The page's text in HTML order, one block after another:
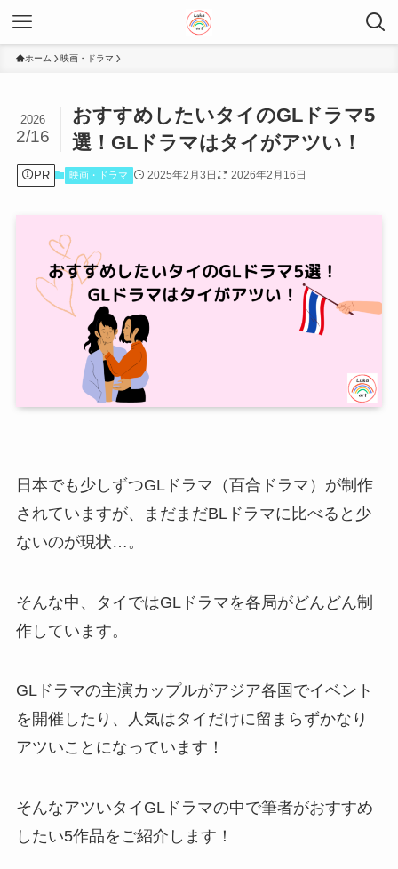
ホーム 映画・ドラマ
おすすめしたいタイのGLドラマ5
選！GLドラマはタイがアツい！
2026
2/16
PR 映画・ドラマ 2025年2月3日 2026年2月16日
日本でも少しずつGLドラマ（百合ドラマ）が制作
されていますが、まだまだBLドラマに比べると少
ないのが現状…。
そんな中、タイではGLドラマを各局がどんどん制
作しています。
GLドラマの主演カップルがアジア各国でイベント
を開催したり、人気はタイだけに留まらずかなり
アツいことになっています！
そんなアツいタイGLドラマの中で筆者がおすすめ
したい5作品をご紹介します！